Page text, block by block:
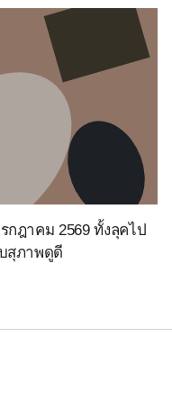
กฎาคม 2569 ทั้งลุคไป
สุภาพดูดี